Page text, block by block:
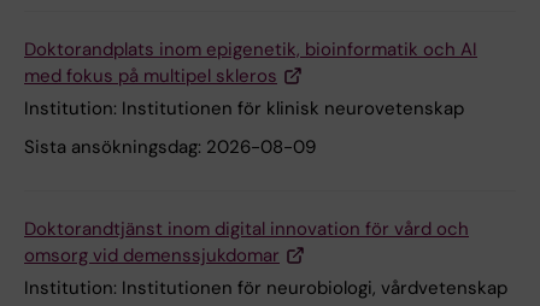
Doktorandplats inom epigenetik, bioinformatik och AI
med fokus på multipel skleros
Institution: Institutionen för klinisk neurovetenskap
Sista ansökningsdag: 2026-08-09
Doktorandtjänst inom digital innovation för vård och
omsorg vid demenssjukdomar
Institution: Institutionen för neurobiologi, vårdvetenskap